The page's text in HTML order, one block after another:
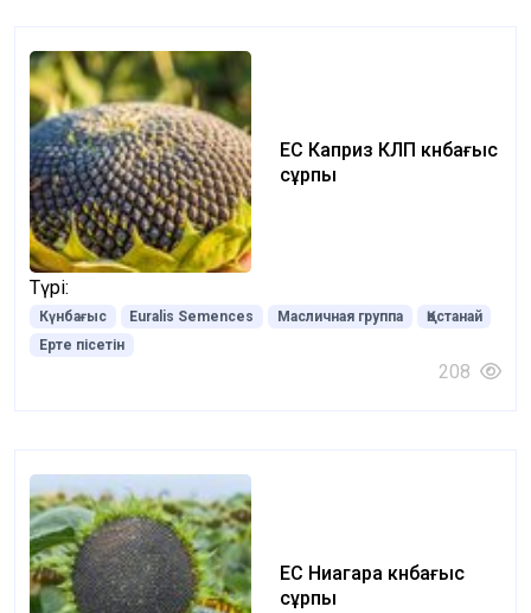
ЕС Каприз КЛП күнбағыс
сұрпы
Түрі:
Күнбағыс Euralis Semences Масличная группа
Қостанай
Ерте пісетін
208
ЕС Ниагара күнбағыс
сұрпы